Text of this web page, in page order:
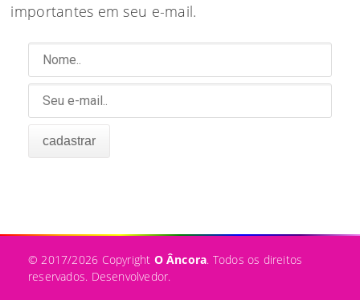
importantes em seu e-mail.
© 2017/2026 Copyright O Âncora. Todos os direitos
reservados. Desenvolvedor.